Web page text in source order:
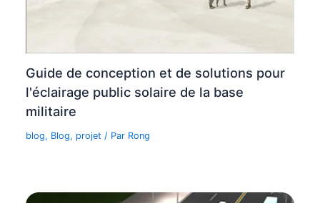
Guide de conception et de solutions pour
l'éclairage public solaire de la base
militaire
blog, Blog, projet / Par Rong